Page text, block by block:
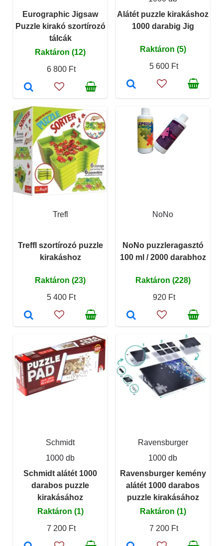
Eurographic Jigsaw
Puzzle kirakó szortírozó
tálcák
Raktáron (12)
6 800 Ft
Alátét puzzle kirakáshoz
1000 darabig Jig
Raktáron (5)
5 600 Ft
Trefl
Treffl szortírozó puzzle
kirakáshoz
Raktáron (23)
5 400 Ft
NoNo
NoNo puzzleragasztó
100 ml / 2000 darabhoz
Raktáron (228)
920 Ft
Schmidt
1000 db
Schmidt alátét 1000
darabos puzzle
kirakásához
Raktáron (1)
7 200 Ft
Ravensburger
1000 db
Ravensburger kemény
alátét 1000 darabos
puzzle kirakásához
Raktáron (1)
7 200 Ft